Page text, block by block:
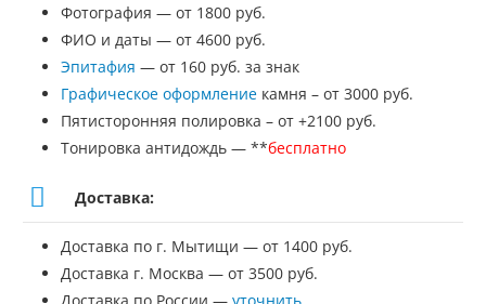
Фотография — от 1800 руб.
ФИО и даты — от 4600 руб.
Эпитафия — от 160 руб. за знак
Графическое оформление камня – от 3000 руб.
Пятисторонняя полировка – от +2100 руб.
Тонировка антидождь — **бесплатно
Доставка:
Доставка по г. Мытищи — от 1400 руб.
Доставка г. Москва — от 3500 руб.
Доставка по России — уточнить